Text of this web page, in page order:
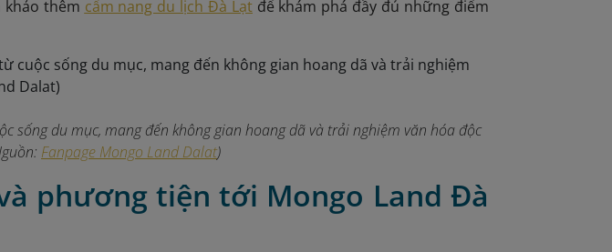
khảo thêm cẩm nang du lịch Đà Lạtđể khám phá đầy đủ những điểm
sống du mục, mang đến không gian hoang dã và trải nghiệm văn hóa độc
Fanpage Mongo Land Dalat)
phương tiện tới Mongo Land Đà